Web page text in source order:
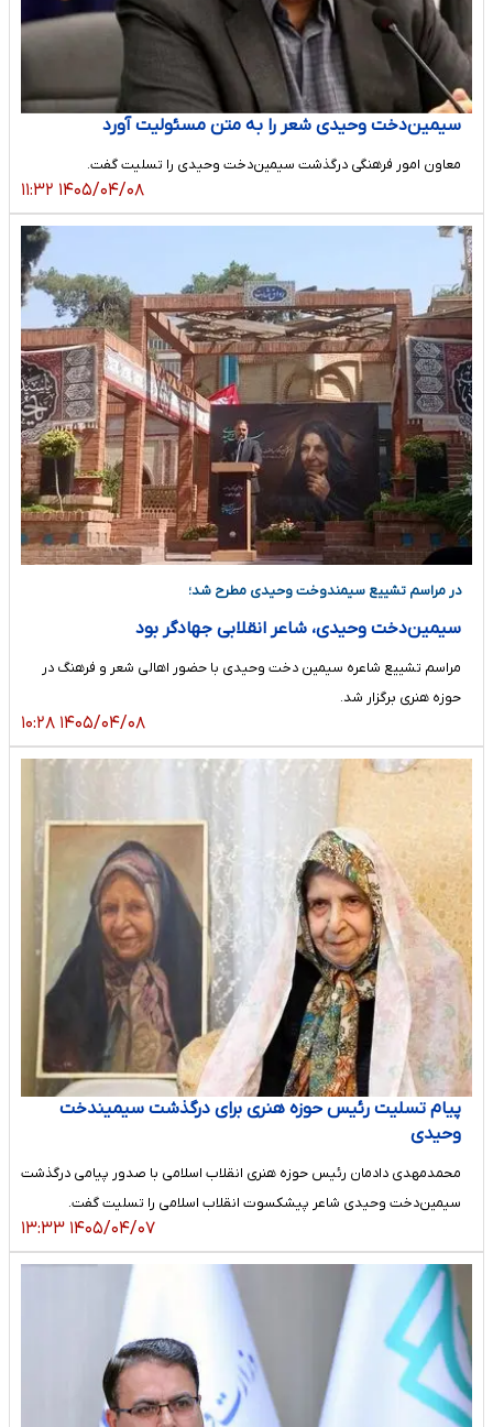
سیمین‌دخت وحیدی شعر را به متن مسئولیت آورد
معاون امور فرهنگی درگذشت سیمین‌دخت وحیدی را تسلیت گفت.
۱۴۰۵/۰۴/۰۸ ۱۱:۳۲
در مراسم تشییع سیمندوخت وحیدی مطرح شد؛
سیمین‌دخت وحیدی، شاعر انقلابی جهادگر بود
مراسم تشییع شاعره سیمین دخت وحیدی با حضور اهالی شعر و فرهنگ در
حوزه هنری برگزار شد.
۱۴۰۵/۰۴/۰۸ ۱۰:۲۸
پیام تسلیت رئیس حوزه هنری برای درگذشت سیمیندخت
وحیدی
محمدمهدی دادمان رئیس حوزه هنری انقلاب اسلامی با صدور پیامی درگذشت
سیمین‌دخت وحیدی شاعر پیشکسوت انقلاب اسلامی را تسلیت گفت.
۱۴۰۵/۰۴/۰۷ ۱۳:۳۳